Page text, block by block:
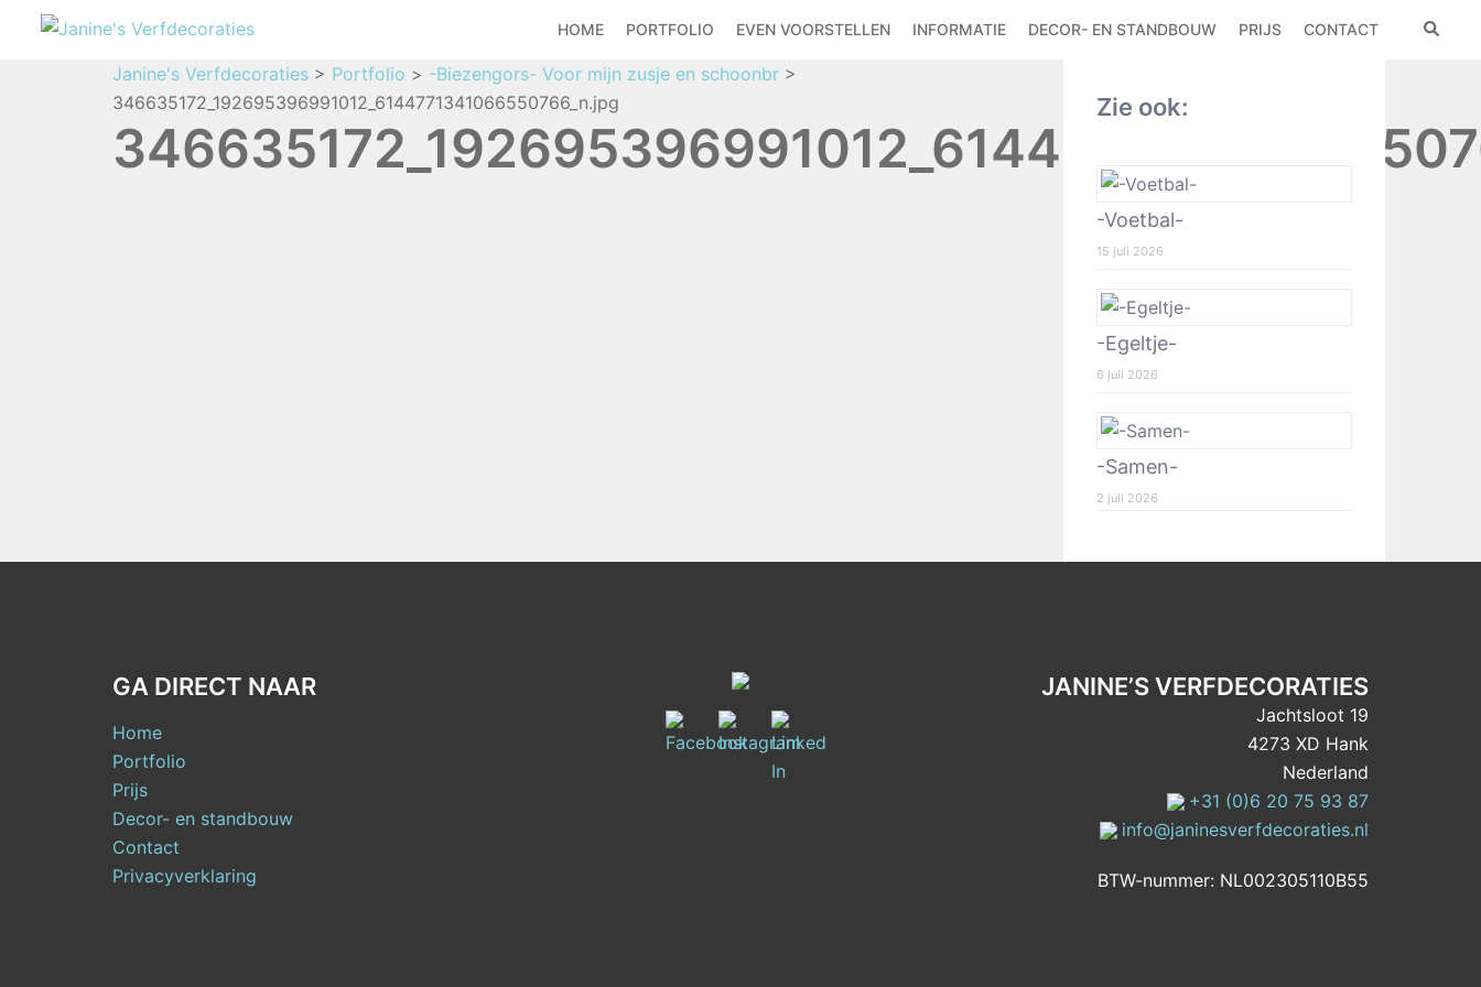
HOME PORTFOLIO EVEN VOORSTELLEN INFORMATIE DECOR- EN STANDBOUW PRIJS CONTACT
Janine's Verfdecoraties > Portfolio > -Biezengors- Voor mijn zusje en schoonbr >
346635172_192695396991012_6144771341066550766_n.jpg
Zie ook:
-Voetbal-
15 juli 2026
-Egeltje-
6 juli 2026
-Samen-
2 juli 2026
GA DIRECT NAAR
Home
Portfolio
Prijs
Decor- en standbouw
Contact
Privacyverklaring
JANINE’S VERFDECORATIES
Jachtsloot 19
4273 XD Hank
Nederland
+31 (0)6 20 75 93 87
info@janinesverfdecoraties.nl
BTW-nummer: NL002305110B55